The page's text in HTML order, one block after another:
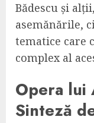
Bădescu și
asemănările,
tematice care
complex al
Opera lui
Sinteză